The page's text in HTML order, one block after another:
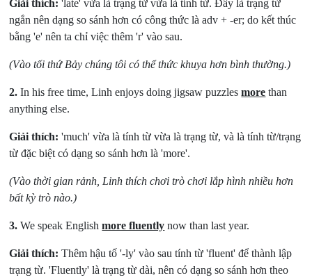
Giải thích:'late' vừa là trạng từ vừa là tính từ. Đây là trạng từ
ngắn nên dạng so sánh hơn có công thức là adv + -er; do kết thúc
bằng 'e' nên ta chỉ việc thêm 'r' vào sau.
(Vào tối thứ Bảy chúng tôi có thể thức khuya hơn bình thường.)
2. In his free time, Linh enjoys doing jigsaw puzzlesmore than
anything else.
Giải thích:'much' vừa là tính từ vừa là trạng từ, và là tính từ/trạng
từ đặc biệt có dạng so sánh hơn là 'more'.
(Vào thời gian rảnh, Linh thích chơi trò chơi lắp hình nhiều hơn
bất kỳ trò nào.)
3. We speak Englishmore fluently now than last year.
Giải thích:Thêm hậu tố '-ly' vào sau tính từ 'fluent' để thành lập
trạng từ. 'Fluently' là trạng từ dài, nên có dạng so sánh hơn theo